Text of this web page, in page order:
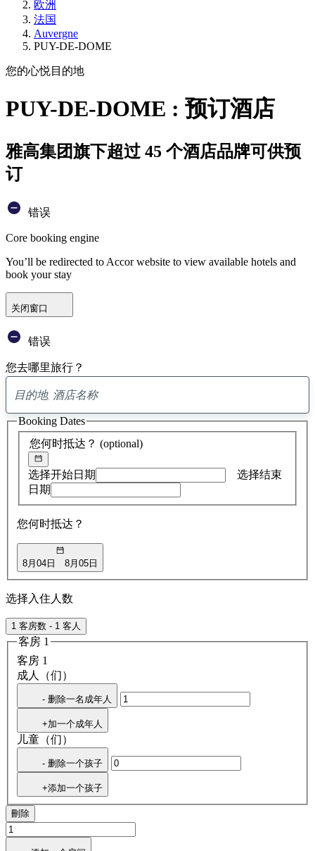
欧洲
法国
Auvergne
PUY-DE-DOME
您的心悦目的地
PUY-DE-DOME : 预订酒店
雅高集团旗下超过 45 个酒店品牌可供预
订
错误
Core booking engine
You’ll be redirected to Accor website to view available hotels and
book your stay
关闭窗口
错误
您去哪里旅行？
找
到
您何时抵达？ (optional)
选择开始日期
选择结束
日期
您何时抵达？
8月04日 8月05日
Booking Dates
选择入住人数
1 客房数 - 1 客人
客房 1
客房 1
成人（们）
- 删除一名成年人
+加一个成年人
儿童（们）
- 删除一个孩子
+添加一个孩子
刪除